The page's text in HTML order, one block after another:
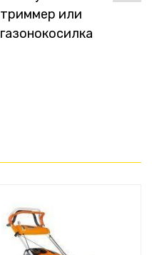
триммер или
газонокосилка